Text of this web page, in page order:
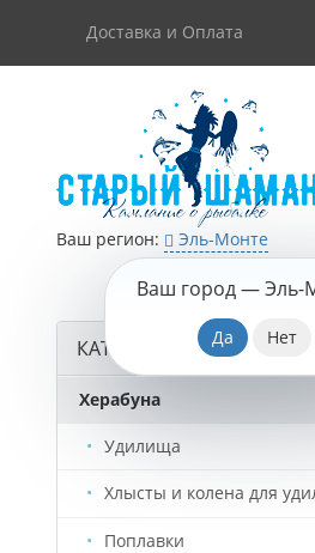
Доставка и Оплата
Ваш регион: Эль-Монте
Ваш город —Эль-
КАТАЛОГ ТОВАРОВ
Херабуна
Удилища
Хлысты и колена для
Поплавки